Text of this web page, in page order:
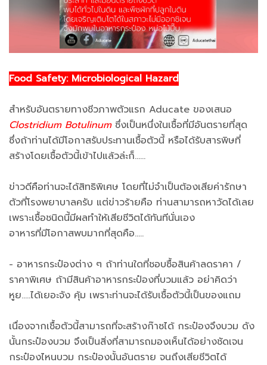
Food Safety: Microbiological Hazard
สำหรับอันตรายทางชีวภาพตัวแรก Aducate ของเสนอ
Clostridium Botulinumซึ่งเป็นหนึ่งในเชื้อที่มีอันตรายที่สุด
ซึ่งถ้าท่านได้มีโอกาสรับประทานเชื้อตัวนี้ หรือได้รับสารพิษที่
สร้างโดยเชื้อตัวนี้เข้าไปแล้วล่ะก็......
ข่าวดีคือท่านจะได้สิทธิพิเศษ โดยที่ไม่จำเป็นต้องเสียค่ารักษา
ตัวที่โรงพยาบาลครับ แต่ข่าวร้ายคือ ท่านสามารถหาวัดได้เลย
เพราะเชื้อชนิดนี้มีผลทำให้เสียชีวิตได้ทันทีนั่นเอง
อาหารที่มีโอกาสพบมากที่สุดคือ.....
- อาหารกระป๋องต่าง ๆ ถ้าท่านใดที่ชอบซื้อสินค้าลดราคา /
ราคาพิเศษ ถ้ามีสินค้าอาหารกระป๋องที่บวมแล้ว อย่าคิดว่า
หูย.....ได้เยอะจัง คุ้ม เพราะท่านจะได้รับเชื้อตัวนี้เป็นของแถม
เนื่องจากเชื้อตัวนี้สามารถที่จะสร้างก๊าซได้ กระป๋องจึงบวม ดัง
นั้นกระป๋องบวม จึงเป็นสิ่งที่สามารถมองเห็นได้อย่างชัดเจน
กระป๋องไหนบวม กระป๋องนั้นอันตราย จนถึงเสียชีวิตได้